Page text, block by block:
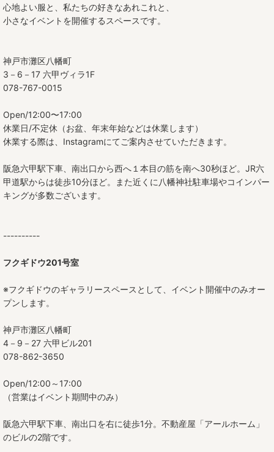
心地よい服と、私たちの好きなあれこれと、
小さなイベントを開催するスペースです。
神戸市灘区八幡町
3－6－17 六甲ヴィラ1F
078-767-0015
Open/12:00〜17:00
休業日/不定休（お盆、年末年始などは休業します）
休業する際は、Instagramにてご案内させていただきます。
阪急六甲駅下車、南出口から西へ１本目の筋を南へ30秒ほど。JR六
甲道駅からは徒歩10分ほど。また近くに八幡神社駐車場やコインパー
キングが多数ございます。
----------
フクギドウ201号室
※フクギドウのギャラリースペースとして、イベント開催中のみオー
プンします。
神戸市灘区八幡町
4－9－27 六甲ビル201
078-862-3650
Open/12:00～17:00
（営業はイベント期間中のみ）
阪急六甲駅下車、南出口を右に徒歩1分。不動産屋「アールホーム」
のビルの2階です。